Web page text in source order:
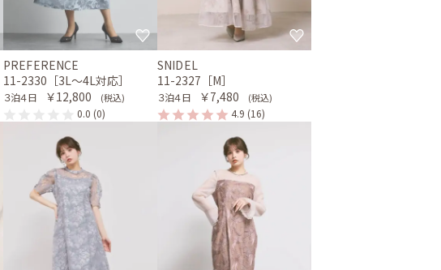
PREFERENCE
11-2330［3L〜4L対応］
３泊４日 ￥12,800 (税込)
0.0 (0)
SNIDEL
11-2327［M］
３泊４日 ￥7,480 (税込)
4.9 (16)